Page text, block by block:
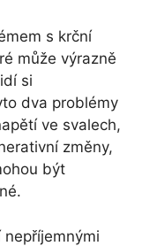
s krční
může výrazně
si
dva problémy
ve svalech,
změny,
být